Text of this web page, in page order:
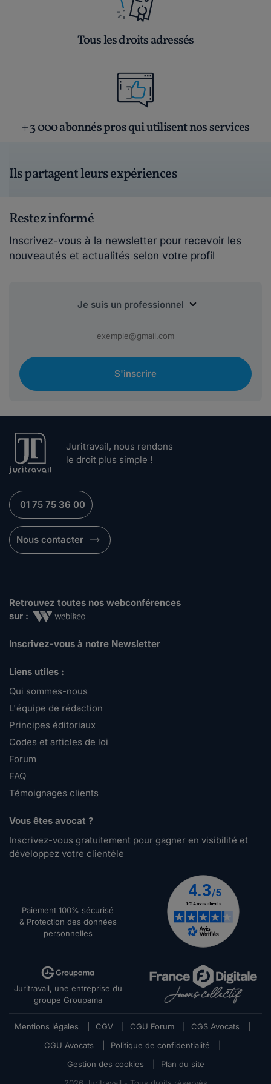
Tous les droits adressés
+ 3 000 abonnés pros qui utilisent nos services
Ils partagent leurs expériences
Restez informé
Inscrivez-vous à la newsletter pour recevoir les
nouveautés et actualités selon votre profil
S'inscrire
Juritravail, nous rendons
le droit plus simple !
01 75 75 36 00
Nous contacter
Retrouvez toutes nos webconférences
sur :
Inscrivez-vous à notre Newsletter
Liens utiles :
Qui sommes-nous
L'équipe de rédaction
Principes éditoriaux
Codes et articles de loi
Forum
FAQ
Témoignages clients
Vous êtes avocat ?
Inscrivez-vous gratuitement pour gagner en visibilité et
développez votre clientèle
Paiement 100% sécurisé
& Protection des données
personnelles
Juritravail, une entreprise du
groupe Groupama
Mentions légales CGV CGU Forum CGS Avocats
CGU Avocats
Politique de confidentialité
Gestion des cookies
Plan du site